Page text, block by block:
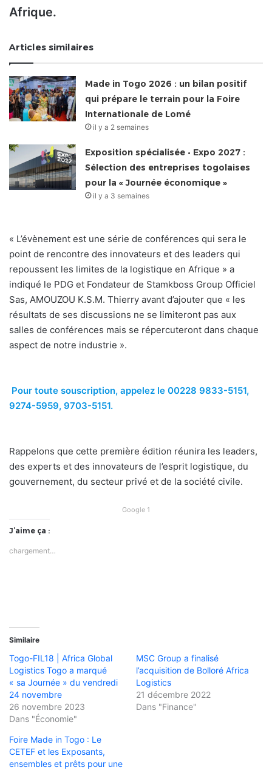
Afrique.
Articles similaires
Made in Togo 2026 : un bilan positif
qui prépare le terrain pour la Foire
Internationale de Lomé
il y a 2 semaines
Exposition spécialisée • Expo 2027 :
Sélection des entreprises togolaises
pour la « Journée économique »
il y a 3 semaines
« L’évènement est une série de conférences qui sera le
point de rencontre des innovateurs et des leaders qui
repoussent les limites de la logistique en Afrique » a
indiqué le PDG et Fondateur de Stamkboss Group Officiel
Sas, AMOUZOU K.S.M. Thierry avant d’ajouter que « les
résultats de ses discussions ne se limiteront pas aux
salles de conférences mais se répercuteront dans chaque
aspect de notre industrie ».
Pour toute souscription, appelez le 00228 9833-5151,
9274-5959, 9703-5151.
Rappelons que cette première édition réunira les leaders,
des experts et des innovateurs de l’esprit logistique, du
gouvernement, du secteur privé et de la société civile.
Google 1
J’aime ça :
chargement…
Similaire
Togo-FIL18 | Africa Global
Logistics Togo a marqué
« sa Journée » du vendredi
24 novembre
26 novembre 2023
Dans "Économie"
MSC Group a finalisé
l’acquisition de Bolloré Africa
Logistics
21 décembre 2022
Dans "Finance"
Foire Made in Togo : Le
CETEF et les Exposants,
ensembles et prêts pour une